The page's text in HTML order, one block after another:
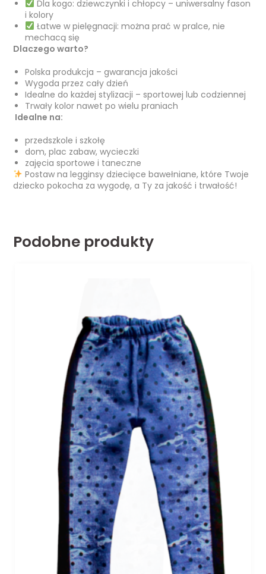
Dla kogo: dziewczynki i chłopcy – uniwersalny fason
i kolory
Łatwe w pielęgnacji: można prać w pralce, nie
mechacą się
Dlaczego warto?
Polska produkcja – gwarancja jakości
Wygoda przez cały dzień
Idealne do każdej stylizacji – sportowej lub codziennej
Trwały kolor nawet po wielu praniach
️ Idealne na:
przedszkole i szkołę
dom, plac zabaw, wycieczki
zajęcia sportowe i taneczne
Postaw na legginsy dziecięce bawełniane, które Twoje
dziecko pokocha za wygodę, a Ty za jakość i trwałość!
Podobne produkty